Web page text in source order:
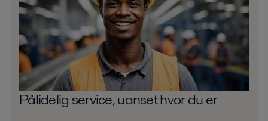
Pålidelig service, uanset hvor du er